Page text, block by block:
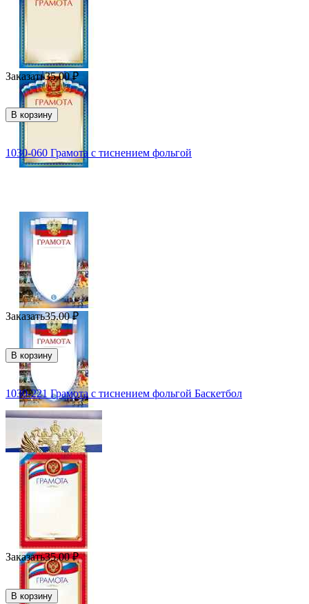
Заказать35.00 ₽
В корзину
1030-060 Грамота с тиснением фольгой
Заказать35.00 ₽
В корзину
1030-221 Грамота с тиснением фольгой Баскетбол
Заказать35.00 ₽
В корзину